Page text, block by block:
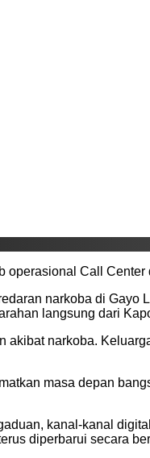
Call
narkoba di Gayo
langsung dari
narkoba.
masa depan
kanal-kanal
diperbarui secara